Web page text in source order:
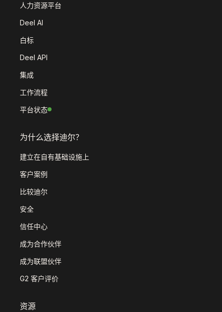
人力资源平台
Deel AI
白标
Deel API
集成
工作流程
平台状态
为什么选择迪尔？
建立在自有基础设施上
客户案例
比较迪尔
安全
信任中心
成为合作伙伴
成为联盟伙伴
G2 客户评价
资源